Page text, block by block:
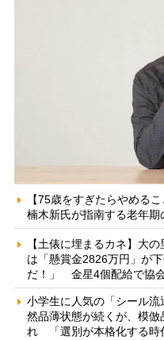
【75歳をすぎたらやめる
楠木新氏が指南する老年
【土俵に埋まるカネ】大
は「懸賞金2826万円」が
だ！」 金星4個配給で協
小学生に人気の「シール
然品薄状態が続くが、模
れ 「選別が本格化する時